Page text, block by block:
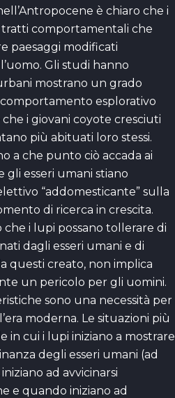
è chiaro che i
tratti comportamentali che
paesaggi modificati
Gli studi hanno
mostrano un grado
esplorativo
i giovani coyote cresciuti
più abituati loro stessi.
a che punto ciò accada ai
gli esseri umani stiano
“addomesticante” sulla
di ricerca in crescita.
i lupi possano tollerare di
dagli esseri umani e di
questi creato, non implica
un pericolo per gli uomini.
sono una necessità per
moderna. Le situazioni più
in cui i lupi iniziano a mostrare
degli esseri umani (ad
ad avvicinarsi
e quando iniziano ad